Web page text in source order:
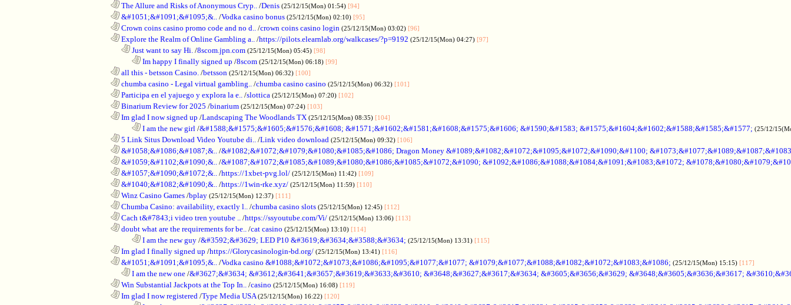
The Allure and Risks of Anonymous Cryp.. /Denis (25/12/15(Mon) 01:54) [94]
&#1051;&#1091;&#1095;&.. /Vodka casino bonus (25/12/15(Mon) 02:10) [95]
Crown coins casino promo code and no d.. /crown coins casino login (25/12/15(Mon) 03:02) [96]
Explore the Realm of Online Gambling a.. /https://pilots.elearnlab.org/walkcases/?p=9192 (25/12/15(Mon) 04:27) [97]
Just want to say Hi. /8scom.jpn.com (25/12/15(Mon) 05:45) [98]
Im happy I finally signed up /8scom (25/12/15(Mon) 06:18) [99]
all this - betsson Casino. /betsson (25/12/15(Mon) 06:32) [100]
chumba casino - Legal virtual gambling.. /chumba casino casino (25/12/15(Mon) 06:32) [101]
Participa en el yajuego y explora la e.. /slottica (25/12/15(Mon) 07:20) [102]
Binarium Review for 2025 /binarium (25/12/15(Mon) 07:24) [103]
Im glad I now signed up /Landscaping The Woodlands TX (25/12/15(Mon) 08:35) [104]
I am the new girl /&#1588;&#1575;&#1605;&#1576;&#1608; &#1571;&#1602;&#1581;&#1608;&#1575;&#1606; &#1590;&#1583; &#1575;&#1604;&#1602;&#1588;&#1585;&#1577; (25/12/
5 Link Situs Download Video Youtube di.. /Link video download (25/12/15(Mon) 09:32) [106]
&#1058;&#1086;&#1087;&.. /&#1082;&#1072;&#1079;&#1080;&#1085;&#1086; Dragon Money &#1089;&#1082;&#1072;&#1095;&#1072;&#1090;&#1100;
&#1059;&#1102;&#1090;&.. /&#1087;&#1072;&#1085;&#1089;&#1080;&#1086;&#1085;&#1072;&#1090; &#1092;&#1086;&#1088;&#1084;&#1091;&#1083;&#1072;
&#1057;&#1090;&#1072;&.. /https://1xbet-pvg.lol/ (25/12/15(Mon) 11:42) [109]
&#1040;&#1082;&#1090;&.. /https://1win-rke.xyz/ (25/12/15(Mon) 11:59) [110]
Winz Casino Games /bplay (25/12/15(Mon) 12:37) [111]
Chumba Casino: availability, exactly l.. /chumba casino slots (25/12/15(Mon) 12:45) [112]
Cach t&#7843;i video tren youtube .. /https://ssyoutube.com/Vi/ (25/12/15(Mon) 13:06) [113]
doubt what are the requirements for be.. /cat casino (25/12/15(Mon) 13:10) [114]
I am the new guy /&#3592;&#3629; LED P10 &#3619;&#3634;&#3588;&#3634; (25/12/15(Mon) 13:31) [115]
Im glad I finally signed up /https://Glorycasinologin-bd.org/ (25/12/15(Mon) 13:41) [116]
&#1051;&#1091;&#1095;&.. /Vodka casino &#1088;&#1072;&#1073;&#1086;&#1095;&#1077;&#1077; &#1079;&#1077;&#1088;&#1082;&#1072;&#1083;&#1086; (25/12/15(Mon) 15:15) [117]
I am the new one /&#3627;&#3634; &#3612;&#3641;&#3657;&#3619;&#3633;&#3610; &#3648;&#3627;&#3617;&#3634; &#3605;&#3656;&#3629; &#3648;&#3605;&#3636;&#3617;
Win Substantial Jackpots at the Top In.. /casino (25/12/15(Mon) 16:08) [119]
Im glad I now registered /Type Media USA (25/12/15(Mon) 16:22) [120]